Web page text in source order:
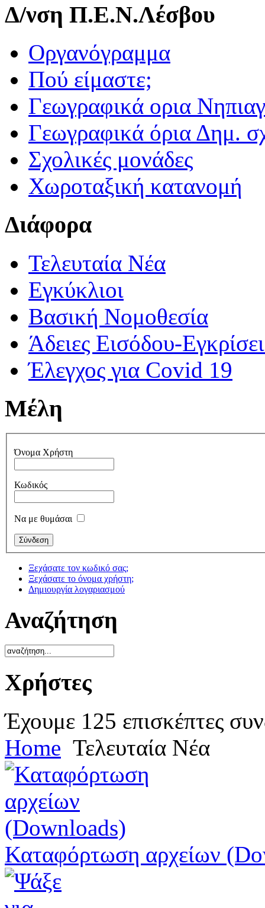
Δ/νση Π.Ε.Ν.Λέσβου
Οργανόγραμμα
Πού είμαστε;
Γεωγραφικά ορια
Γεωγραφικά όρια Δημ.
Σχολικές μονάδες
Χωροταξική κατανομή
Διάφορα
Τελευταία Νέα
Εγκύκλιοι
Βασική Νομοθεσία
Άδειες Εισόδου-
Έλεγχος για Covid 19
Μέλη
Όνομα Χρήστη
Κωδικός
Να με θυμάσαι
Ξεχάσατε τον κωδικό σας;
Ξεχάσατε το όνομα χρήστη;
Δημιουργία λογαριασμού
Αναζήτηση
Χρήστες
Έχουμε 125 επισκέπτες
Home Τελευταία Νέα
Καταφόρτωση αρχείων